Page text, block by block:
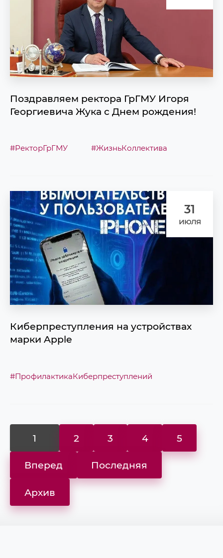
Поздравляем ректора ГрГМУ Игоря
Георгиевича Жука с Днем рождения!
#РекторГрГМУ #ЖизньКоллектива
31
июля
Киберпреступления на устройствах
марки Apple
#ПрофилактикаКиберпреступлений
1 2 3 4 5
Вперед Последняя
Архив